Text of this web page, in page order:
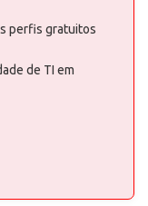
perfis gratuitos
de TI em